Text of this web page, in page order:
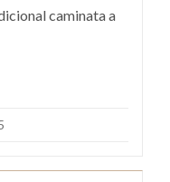
caminata a